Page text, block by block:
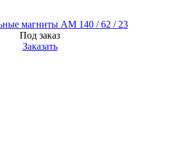
магниты AM 140 / 62 / 23
Под заказ
Заказать